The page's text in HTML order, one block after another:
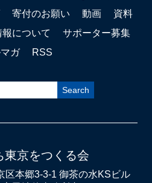
寄付のお願い 動画
資料
について
サポーター募集
ガ
RSS
東京をつくる会
区本郷3-3-1 御茶の水KSビル